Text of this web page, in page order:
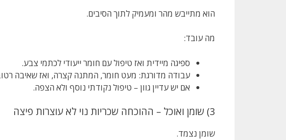
הוא מתייבש מהר ומעמיק לתוך הסיבים.
מה עובד:
ספיגה מיידית ואז טיפול עם חומר ייעודי לכתמי צבע.
עבודה מדורגת: מעט חומר, המתנה קצרה, ואז שאיבה
אם יש עדיין גוון – טיפול נקודתי נוסף ולא הצפה.
3) שומן ואוכל – ההוכחה שכריות נוי לא עוצרות פיצה
שומן נצמד.